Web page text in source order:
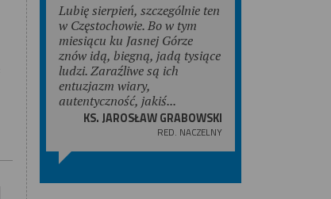
Lubię sierpień, szczególnie ten
w Częstochowie. Bo w tym
miesiącu ku Jasnej Górze
znów idą, biegną, jadą tysiące
ludzi. Zaraźliwe są ich
entuzjazm wiary,
autentyczność, jakiś...
KS. JAROSŁAW GRABOWSKI
RED. NACZELNY